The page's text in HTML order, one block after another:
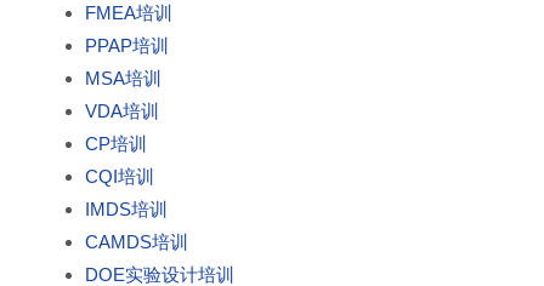
FMEA培训
PPAP培训
MSA培训
VDA培训
CP培训
CQI培训
IMDS培训
CAMDS培训
DOE实验设计培训